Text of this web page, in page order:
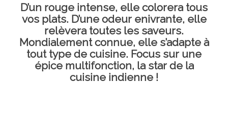
D’un rouge intense, elle colorera tous
vos plats. D’une odeur enivrante, elle
relèvera toutes les saveurs.
Mondialement connue, elle s’adapte à
tout type de cuisine. Focus sur une
épice multifonction, la star de la
cuisine indienne !